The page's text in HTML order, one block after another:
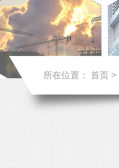
所在位置： 首页 >